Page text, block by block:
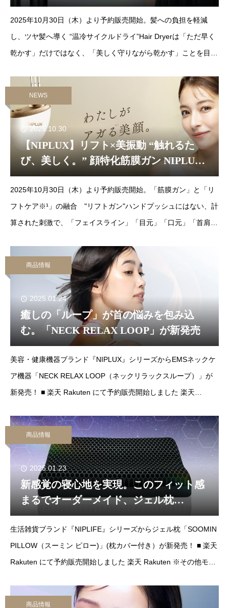
Dryerの発売を開始しました。
2025年10月30日（木）より予約販売開始。髪への負担を軽減
し、ツヤ髪へ導く “温冷サイクルドライ”Hair Dryerは「ただ早く
乾かす」だけではなく、「美しく守りながら乾かす」ことを目指
NEWS
2025.10.30
【NIPLUX】リフト×美振動 “触れるた
び、美しく。” 顔特化筋膜ガン NIPLUX
「BEGUN（ビガン）」の発売を開始し
ました。
2025年10月30日（木）より予約販売開始。「筋膜ガン」と「リ
フトケア※¹」の融合 "リフトガン"ハンドプッシュにはない、計
算された刺激で、「フェイスライン」「目元」「口元」「首肩」
商品情報
2025.01.24
癒しの「ループ」が首の悩みを包み込
む。「NECK RELAX LOOP」が新発売
美容・健康機器ブランド『NIPLUX』シリーズからEMSネックケ
ア機器「NECK RELAX LOOP（ネックリラックスループ）」が
新発売！ ■ 楽天 Rakuten にて予約販売開始しました 楽天
商品情報
2025.01.23
新感覚の寝心地を実現。このフィット感
まるでオーダーメイド、ジェル枕
「SOOMIN PILLOW」が新発売
生活雑貨ブランド『NIPLIFE』シリーズからジェル枕「SOOMIN
PILLOW（スーミン ピロー)」(枕カバー付き）が新発売！ ■ 楽天
Rakuten にて予約販売開始しました 楽天 Rakuten ※その他モー
商品情報